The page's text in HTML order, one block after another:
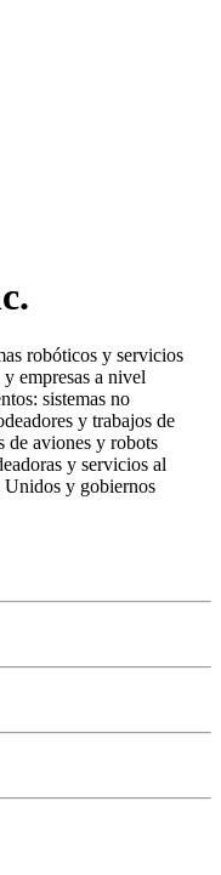
robóticos y servicios
empresas a nivel
sistemas no
y trabajos de
de aviones y robots
y servicios al
Unidos y gobiernos